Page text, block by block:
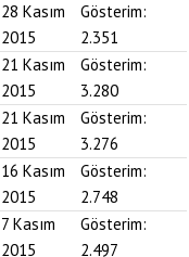
28 Kasım
2015
Gösterim:
2.351
21 Kasım
2015
Gösterim:
3.280
21 Kasım
2015
Gösterim:
3.276
16 Kasım
2015
Gösterim:
2.748
7 Kasım
2015
Gösterim:
2.497